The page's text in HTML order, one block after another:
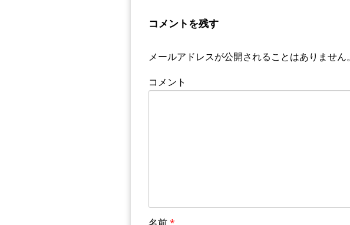
コメントを残す
メールアドレスが公開されることはありません。
コメント